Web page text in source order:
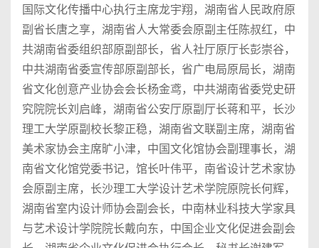
国际文化传播中心执行主席龙宇翔，湖南省人民政府原
副省长唐之享，湖南省人大常委会原副主任陈叔红，中
共湖南省委组织部原副部长，省人社厅原厅长彭崇谷，
中共湖南省委宣传部原副部长，省广电局原局长，湖南
省文化创意产业协会会长杨金鸢，中共湖南省委党史研
究院院长刘启峰，湖南省公安厅原副厅长蒋和平，长沙
理工大学原副校长黎正稳，湖南省文联副主席，湖南省
美术家协会主席旷小津，中国文化馆协会副理事长，湖
南省文化馆党委书记，馆长叶伟平，南省设计艺术家协
会原副主席，长沙理工大学设计艺术学院原院长何辉，
湖南省室内设计师协会副会长，中南林业科技大学家具
与艺术设计学院院长戴向东，中国企业文化促进会副会